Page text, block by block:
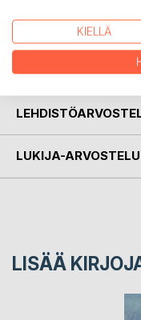
tarinamme. Tarina
KIRJAILIJA
LUKIJA-
LISÄÄ
KIELLÄ